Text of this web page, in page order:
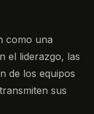
como una
el liderazgo, las
de los equipos
sus